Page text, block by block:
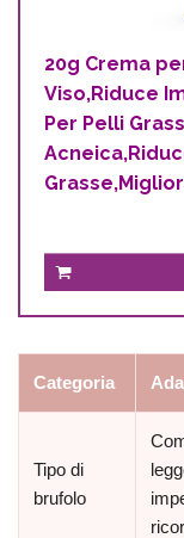
20g Crema
Viso,Riduce
Per Pelli
Categoria
Tipo di
brufolo